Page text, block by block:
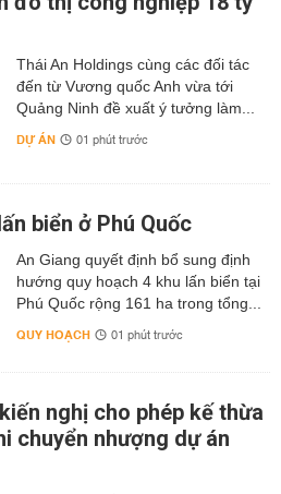
Thái An Holdings cùng các đối tác
đến từ Vương quốc Anh vừa tới
Quảng Ninh đề xuất ý tưởng làm...
DỰ ÁN 01 phút trước
biển ở Phú Quốc
An Giang quyết định bổ sung định
hướng quy hoạch 4 khu lấn biển tại
Phú Quốc rộng 161 ha trong tổng...
QUY HOẠCH 01 phút trước
nghị cho phép kế thừa
chuyển nhượng dự án